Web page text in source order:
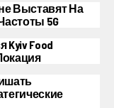
Выставят На
5G
Food